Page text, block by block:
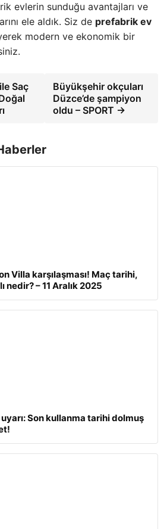
evlerin sunduğu avantajları ve
ele aldık. Siz de prefabrik ev
modern ve ekonomik bir
Saç
Büyükşehir okçuları
Düzce’de şampiyon
oldu – SPORT →
Villa karşılaşması! Maç tarihi,
nedir? – 11 Aralık 2025
uyarı: Son kullanma tarihi dolmuş